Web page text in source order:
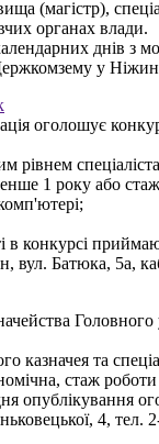
(магістр),
органах влади.
днів з
у
оголошує
рівнем
1 року або
в конкурсі
вул. Батюка, 5а,
Головного
казначея та
стаж
опублікування
4, тел.